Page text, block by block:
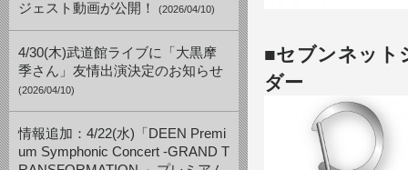
ジェスト動画が公開！
(2026/04/10)
4/30(木)武道館ライブに「大黒摩
季さん」友情出演決定のお知らせ
(2026/04/10)
情報追加：4/22(水)「DEEN Premi
um Symphonic Concert -GRAND T
■セブンネッ
ダー